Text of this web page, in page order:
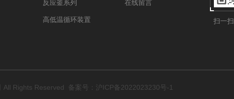
反应釜系列
高低温循环装置
在线留言
扫一
All Rights Reserved 备案号：沪ICP备2022023230号-1